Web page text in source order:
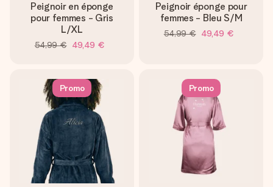
Peignoir en éponge
pour femmes - Gris
L/XL
54,99 € 49,49 €
Peignoir éponge pour
femmes - Bleu S/M
54,99 € 49,49 €
Promo Promo